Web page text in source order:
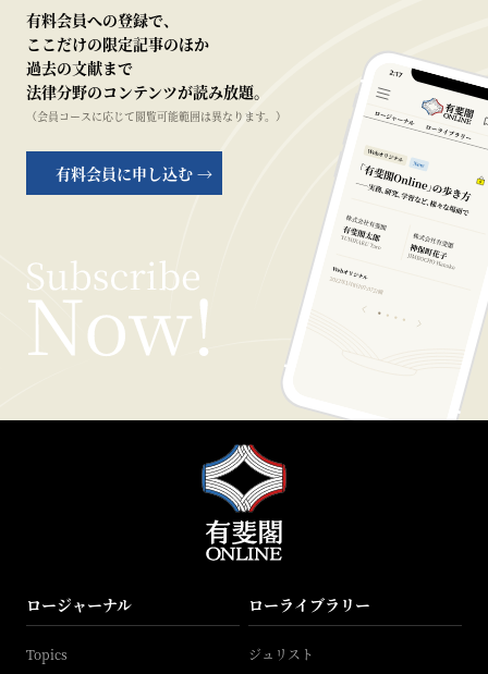
有料会員への登録で、
ここだけの限定記事のほか
過去の文献まで
法律分野のコンテンツが読み放題。
（会員コースに応じて閲覧可能範囲は異なります。）
有料会員に申し込む →
ロージャーナル
Topics
ローライブラリー
ジュリスト